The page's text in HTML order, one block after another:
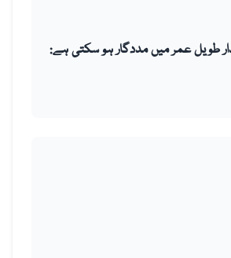
طویل عمر میں مددگار ہو سکتی ہے: